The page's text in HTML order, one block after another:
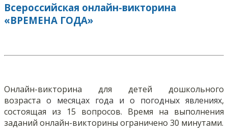
Всероссийская онлайн-викторина
«ВРЕМЕНА ГОДА»
Онлайн-викторина для детей дошкольного
возраста о месяцах года и о погодных явлениях,
состоящая из 15 вопросов. Время на выполнения
заданий онлайн-викторины ограничено 30 минутами.